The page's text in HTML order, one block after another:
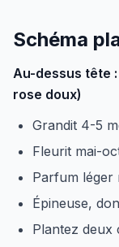
Schéma
Au-dessus tête
rose doux)
Grandit 4-5
Fleurit mai-
Parfum léger
Épineuse,
Plantez deux